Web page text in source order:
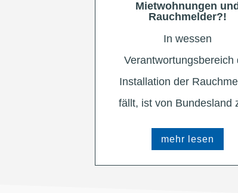
Mietwohnungen und
Rauchmelder?!
In wessen
Verantwortungsbereich
Installation der
fällt, ist von Bundesland
mehr lesen